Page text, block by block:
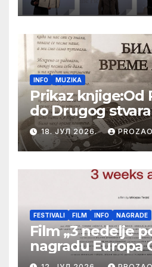
Bajiću svečano
Festival
INFO MUZIKA
Prikaz knjige:Od
do Drugog
(bilo neko vreme
(autor- Zlatomira
Botoš 2022.
samizdat)
18. ЈУЛ 2026.
FESTIVALI FILM INFO NAGRADE
Film „3 nedelje
nagradu Europa
Label na